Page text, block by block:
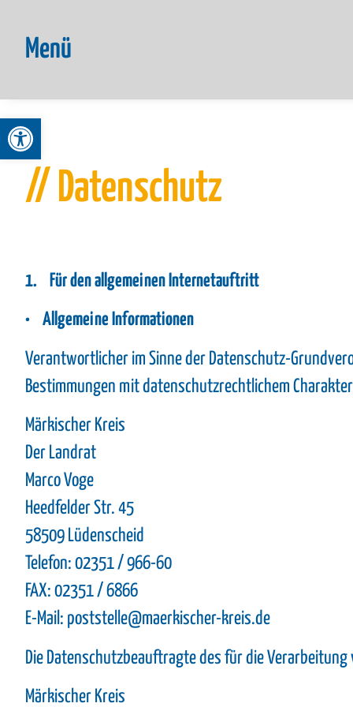
Werkzeugleiste öffnen
Menü
// Datenschutz
1. Für den allgemeinen Internetauftritt
• Allgemeine Informationen
Verantwortlicher im Sinne der Datenschutz-
Bestimmungen mit datenschutzrechtlichem
Märkischer Kreis
Der Landrat
Marco Voge
Heedfelder Str. 45
58509 Lüdenscheid
Telefon: 02351 / 966-60
FAX: 02351 / 6866
E-Mail: poststelle@maerkischer-kreis.de
Die Datenschutzbeauftragte des für die
Märkischer Kreis